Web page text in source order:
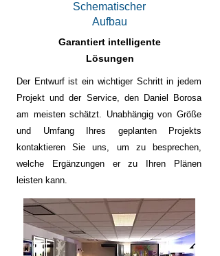
Schematischer
Aufbau
Garantiert intelligente
Lösungen
Der Entwurf ist ein wichtiger Schritt in jedem
Projekt und der Service, den Daniel Borosa
am meisten schätzt. Unabhängig von Größe
und Umfang Ihres geplanten Projekts
kontaktieren Sie uns, um zu besprechen,
welche Ergänzungen er zu Ihren Plänen
leisten kann.